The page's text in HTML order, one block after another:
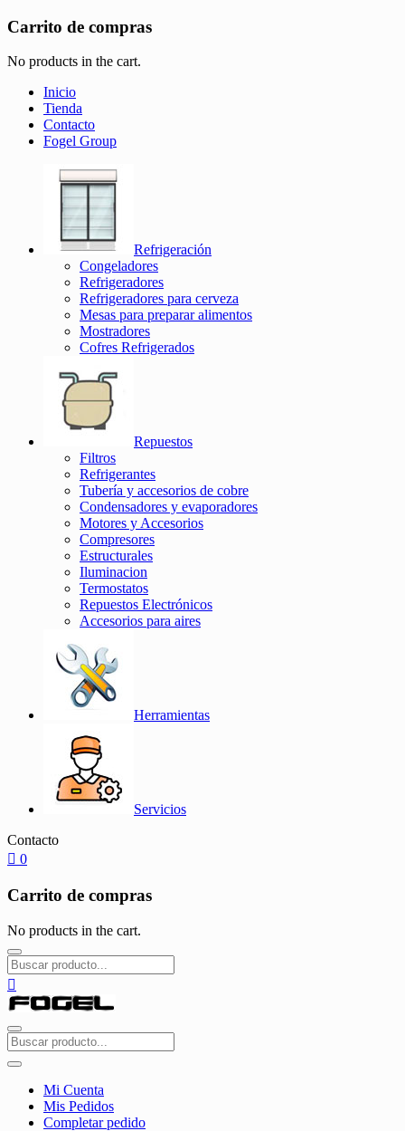
Carrito de compras
No products in the cart.
Inicio
Tienda
Contacto
Fogel Group
Refrigeración
Congeladores
Refrigeradores
Refrigeradores para cerveza
Mesas para preparar alimentos
Mostradores
Cofres Refrigerados
Repuestos
Filtros
Refrigerantes
Tubería y accesorios de cobre
Condensadores y evaporadores
Motores y Accesorios
Compresores
Estructurales
Iluminacion
Termostatos
Repuestos Electrónicos
Accesorios para aires
Herramientas
Servicios
Contacto
0
Carrito de compras
No products in the cart.
Mi Cuenta
Mis Pedidos
Completar pedido